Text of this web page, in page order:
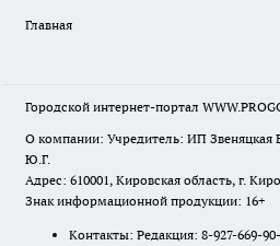
Главная
Городской интернет-портал
О компании: Учредитель: ИП Звеняцкая
Ю.Г.
Адрес: 610001, Кировская область, г.
Знак информационной продукции: 16+
Контакты: Редакция: 8-927-669-